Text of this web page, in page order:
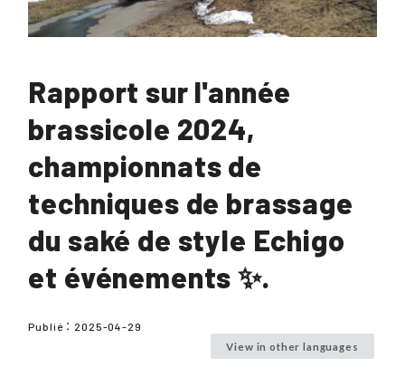
Rapport sur l'année
brassicole 2024,
championnats de
techniques de brassage
du saké de style Echigo
et événements ✨.
Publié： 2025-04-29
View in other languages